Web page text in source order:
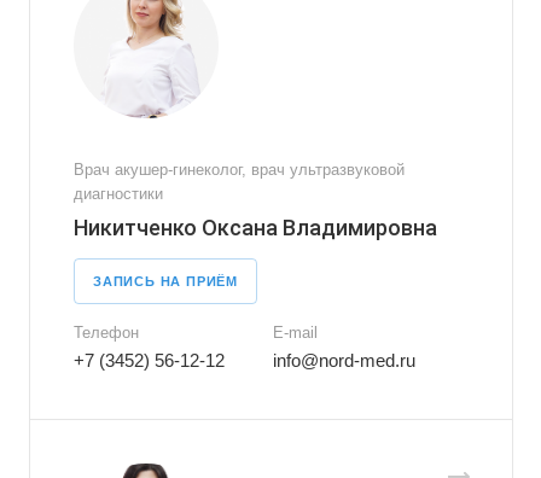
Врач акушер-гинеколог, врач ультразвуковой
диагностики
Никитченко Оксана Владимировна
ЗАПИСЬ НА ПРИЁМ
Телефон
+7 (3452) 56-12-12
E-mail
info@nord-med.ru